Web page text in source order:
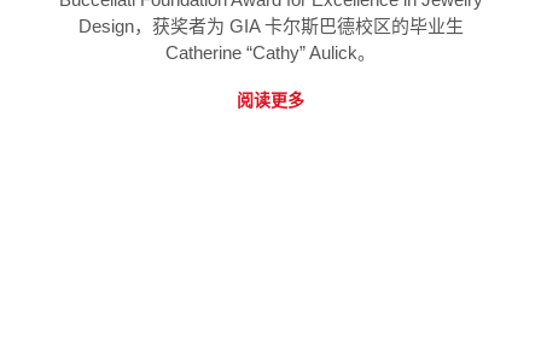
Design，获奖者为 GIA 卡尔斯巴德校区的毕业生
Catherine “Cathy” Aulick。
阅读更多